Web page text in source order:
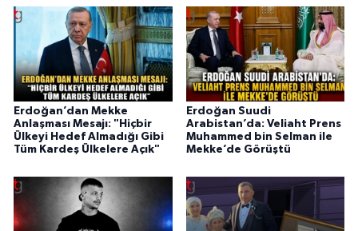
Erdoğan’dan Mekke
Anlaşması Mesajı: "Hiçbir
Ülkeyi Hedef Almadığı Gibi
Tüm Kardeş Ülkelere Açık"
Erdoğan Suudi
Arabistan’da: Veliaht Prens
Muhammed bin Selman ile
Mekke’de Görüştü